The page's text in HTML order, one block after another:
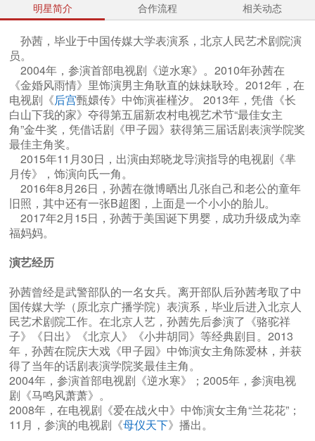
明星简介 合作流程 相关动态
孙茜，毕业于中国传媒大学表演系，北京人民艺术剧院演
员。
2004年，参演首部电视剧《逆水寒》。2010年孙茜在
《金婚风雨情》里饰演男主角耿直的妹妹耿玲。2012年，在
电视剧《后宫甄嬛传》中饰演崔槿汐。 2013年，凭借《长
白山下我的家》夺得第五届新农村电视艺术节“最佳女主
角”金牛奖，凭借话剧《甲子园》获得第三届话剧表演学院奖
最佳主角奖。
2015年11月30日，出演由郑晓龙导演指导的电视剧《芈
月传》，饰演向氏一角。
2016年8月26日，孙茜在微博晒出几张自己和老公的童年
旧照，其中还有一张B超图，上面是一个小小的胎儿。
2017年2月15日，孙茜于美国诞下男婴，成功升级成为幸
福妈妈。
演艺经历
孙茜曾经是武警部队的一名女兵。离开部队后孙茜考取了中
国传媒大学（原北京广播学院）表演系，毕业后进入北京人
民艺术剧院工作。在北京人艺，孙茜先后参演了《骆驼祥
子》《日出》《北京人》《小井胡同》等经典剧目。2013
年，孙茜在院庆大戏《甲子园》中饰演女主角陈爱林，并获
得了当年的话剧表演学院奖最佳主角。
2004年，参演首部电视剧《逆水寒》；2005年，参演电视
剧《马鸣风萧萧》。
2008年，在电视剧《爱在战火中》中饰演女主角“兰花花”；
11月，参演的电视剧《母仪天下》播出。